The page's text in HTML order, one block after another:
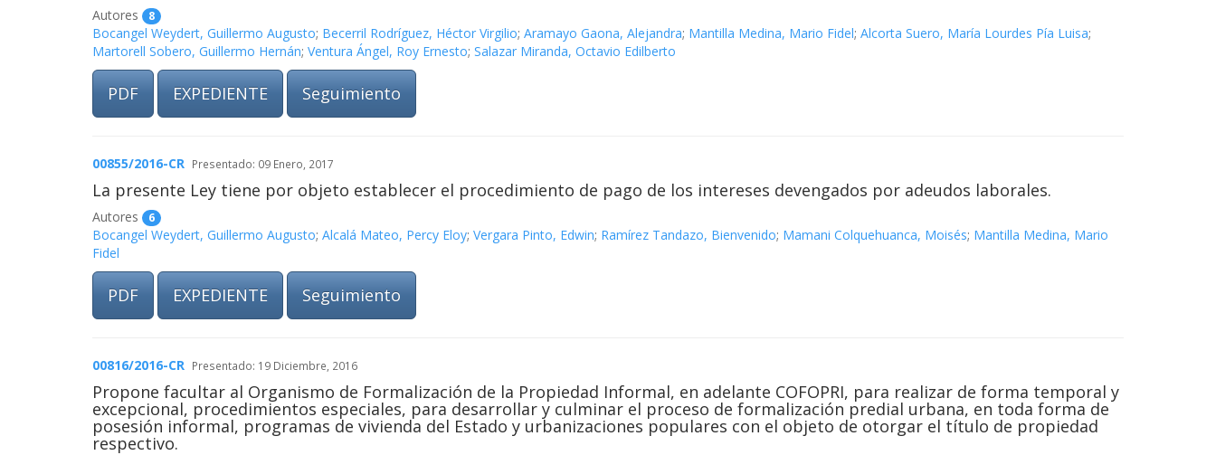
Autores 8
Bocangel Weydert, Guillermo Augusto; Becerril Rodríguez, Héctor Virgilio; Aramayo Gaona, Alejandra; Mantilla Medina, Mario Fidel; Alcorta Suero, María Lourdes Pía Luisa;
Martorell Sobero, Guillermo Hernán; Ventura Ángel, Roy Ernesto; Salazar Miranda, Octavio Edilberto
PDF EXPEDIENTE Seguimiento
00855/2016-CR Presentado: 09 Enero, 2017
La presente Ley tiene por objeto establecer el procedimiento de pago de los intereses devengados por adeudos laborales.
Autores 6
Bocangel Weydert, Guillermo Augusto; Alcalá Mateo, Percy Eloy; Vergara Pinto, Edwin; Ramírez Tandazo, Bienvenido; Mamani Colquehuanca, Moisés; Mantilla Medina, Mario
Fidel
PDF EXPEDIENTE Seguimiento
00816/2016-CR Presentado: 19 Diciembre, 2016
Propone facultar al Organismo de Formalización de la Propiedad Informal, en adelante COFOPRI, para realizar de forma temporal y
excepcional, procedimientos especiales, para desarrollar y culminar el proceso de formalización predial urbana, en toda forma de
posesión informal, programas de vivienda del Estado y urbanizaciones populares con el objeto de otorgar el título de propiedad
respectivo.